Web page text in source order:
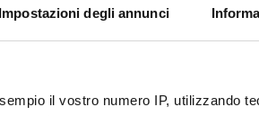
Impostazioni degli annunci
il vostro numero IP, utilizzando
6